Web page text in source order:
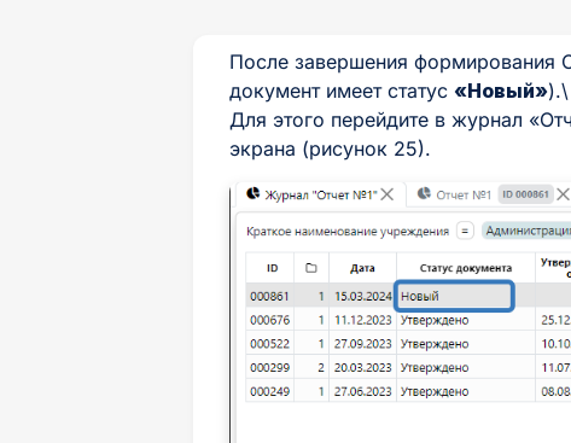
После завершения формирования
документ имеет статус «Новый»).\
Для этого перейдите в журнал
экрана (рисунок 25).